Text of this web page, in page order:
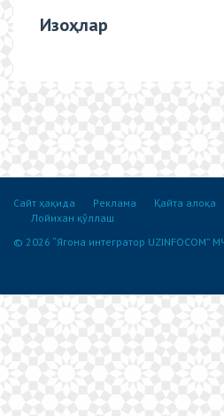
Изоҳлар
Сайт ҳақида Реклама Қайта алоқа
Лойихан қўллаш
© 2026 “Ягона интегратор UZINFOCOM”